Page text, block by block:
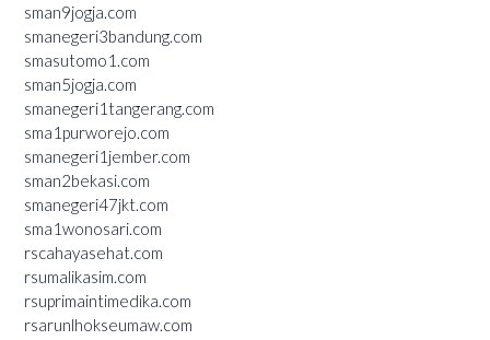
sman9jogja.com
smanegeri3bandung.com
smasutomo1.com
sman5jogja.com
smanegeri1tangerang.com
sma1purworejo.com
smanegeri1jember.com
sman2bekasi.com
smanegeri47jkt.com
sma1wonosari.com
rscahayasehat.com
rsumalikasim.com
rsuprimaintimedika.com
rsarunlhokseumaw.com